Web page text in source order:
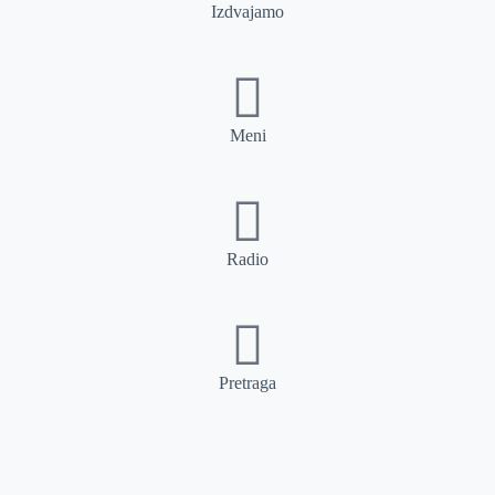
Izdvajamo
Meni
Radio
Pretraga